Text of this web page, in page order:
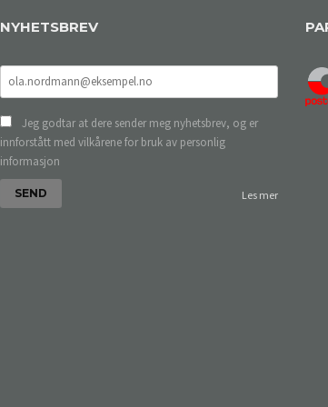
NYHETSBREV
Jeg godtar at dere sender meg nyhetsbrev, og er
innforstått med vilkårene for bruk av personlig
informasjon
Les mer